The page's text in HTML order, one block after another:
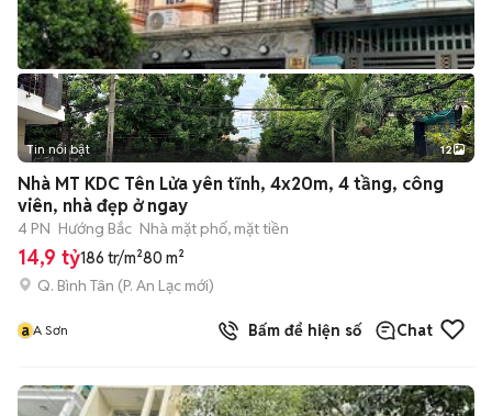
+2
Tin nổi bật 12
Nhà MT KDC Tên Lửa yên tĩnh, 4x20m, 4 tầng, công
viên, nhà đẹp ở ngay
4 PN Hướng Bắc Nhà mặt phố, mặt tiền
14,9 tỷ186 tr/m²80 m²
Q. Bình Tân (P. An Lạc mới)
a A Sơn Bấm để hiện số Chat